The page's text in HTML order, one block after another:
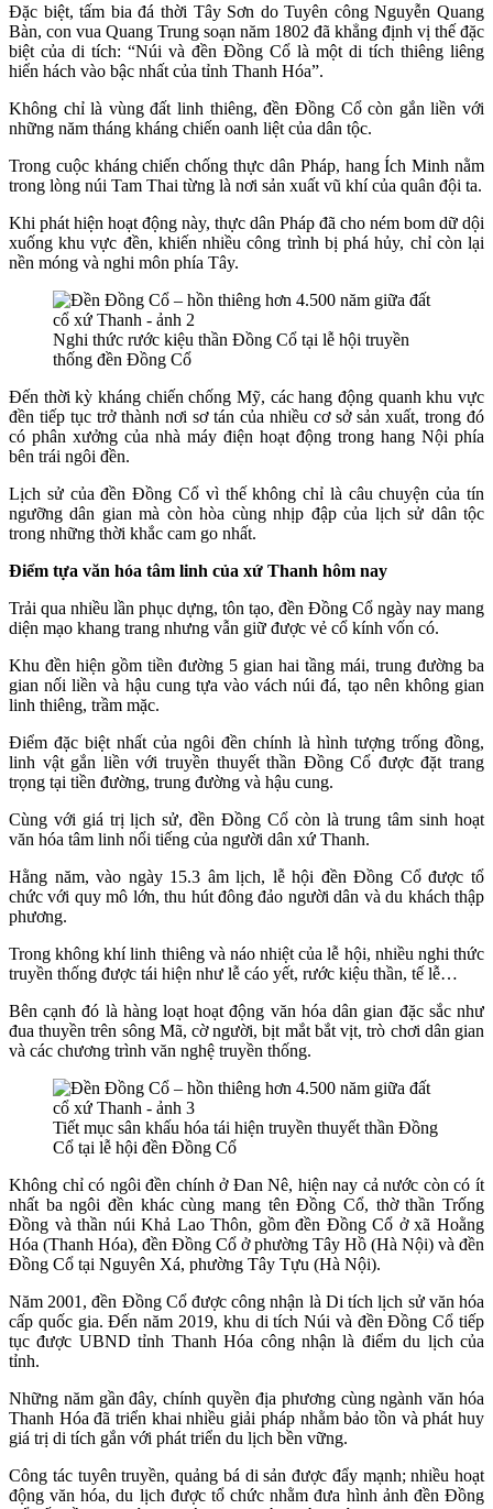
Đặc biệt, tấm bia đá thời Tây Sơn do Tuyên công Nguyễn Quang
Bàn, con vua Quang Trung soạn năm 1802 đã khẳng định vị thế đặc
biệt của di tích: “Núi và đền Đồng Cổ là một di tích thiêng liêng
hiển hách vào bậc nhất của tỉnh Thanh Hóa”.
Không chỉ là vùng đất linh thiêng, đền Đồng Cổ còn gắn liền với
những năm tháng kháng chiến oanh liệt của dân tộc.
Trong cuộc kháng chiến chống thực dân Pháp, hang Ích Minh nằm
trong lòng núi Tam Thai từng là nơi sản xuất vũ khí của quân đội ta.
Khi phát hiện hoạt động này, thực dân Pháp đã cho ném bom dữ dội
xuống khu vực đền, khiến nhiều công trình bị phá hủy, chỉ còn lại
nền móng và nghi môn phía Tây.
Nghi thức rước kiệu thần Đồng Cổ tại lễ hội truyền
thống đền Đồng Cổ
Đến thời kỳ kháng chiến chống Mỹ, các hang động quanh khu vực
đền tiếp tục trở thành nơi sơ tán của nhiều cơ sở sản xuất, trong đó
có phân xưởng của nhà máy điện hoạt động trong hang Nội phía
bên trái ngôi đền.
Lịch sử của đền Đồng Cổ vì thế không chỉ là câu chuyện của tín
ngưỡng dân gian mà còn hòa cùng nhịp đập của lịch sử dân tộc
trong những thời khắc cam go nhất.
Điểm tựa văn hóa tâm linh của xứ Thanh hôm nay
Trải qua nhiều lần phục dựng, tôn tạo, đền Đồng Cổ ngày nay mang
diện mạo khang trang nhưng vẫn giữ được vẻ cổ kính vốn có.
Khu đền hiện gồm tiền đường 5 gian hai tầng mái, trung đường ba
gian nối liền và hậu cung tựa vào vách núi đá, tạo nên không gian
linh thiêng, trầm mặc.
Điểm đặc biệt nhất của ngôi đền chính là hình tượng trống đồng,
linh vật gắn liền với truyền thuyết thần Đồng Cổ được đặt trang
trọng tại tiền đường, trung đường và hậu cung.
Cùng với giá trị lịch sử, đền Đồng Cổ còn là trung tâm sinh hoạt
văn hóa tâm linh nổi tiếng của người dân xứ Thanh.
Hằng năm, vào ngày 15.3 âm lịch, lễ hội đền Đồng Cổ được tổ
chức với quy mô lớn, thu hút đông đảo người dân và du khách thập
phương.
Trong không khí linh thiêng và náo nhiệt của lễ hội, nhiều nghi thức
truyền thống được tái hiện như lễ cáo yết, rước kiệu thần, tế lễ…
Bên cạnh đó là hàng loạt hoạt động văn hóa dân gian đặc sắc như
đua thuyền trên sông Mã, cờ người, bịt mắt bắt vịt, trò chơi dân gian
và các chương trình văn nghệ truyền thống.
Tiết mục sân khấu hóa tái hiện truyền thuyết thần Đồng
Cổ tại lễ hội đền Đồng Cổ
Không chỉ có ngôi đền chính ở Đan Nê, hiện nay cả nước còn có ít
nhất ba ngôi đền khác cùng mang tên Đồng Cổ, thờ thần Trống
Đồng và thần núi Khả Lao Thôn, gồm đền Đồng Cổ ở xã Hoằng
Hóa (Thanh Hóa), đền Đồng Cổ ở phường Tây Hồ (Hà Nội) và đền
Đồng Cổ tại Nguyên Xá, phường Tây Tựu (Hà Nội).
Năm 2001, đền Đồng Cổ được công nhận là Di tích lịch sử văn hóa
cấp quốc gia. Đến năm 2019, khu di tích Núi và đền Đồng Cổ tiếp
tục được UBND tỉnh Thanh Hóa công nhận là điểm du lịch của
tỉnh.
Những năm gần đây, chính quyền địa phương cùng ngành văn hóa
Thanh Hóa đã triển khai nhiều giải pháp nhằm bảo tồn và phát huy
giá trị di tích gắn với phát triển du lịch bền vững.
Công tác tuyên truyền, quảng bá di sản được đẩy mạnh; nhiều hoạt
động văn hóa, du lịch được tổ chức nhằm đưa hình ảnh đền Đồng